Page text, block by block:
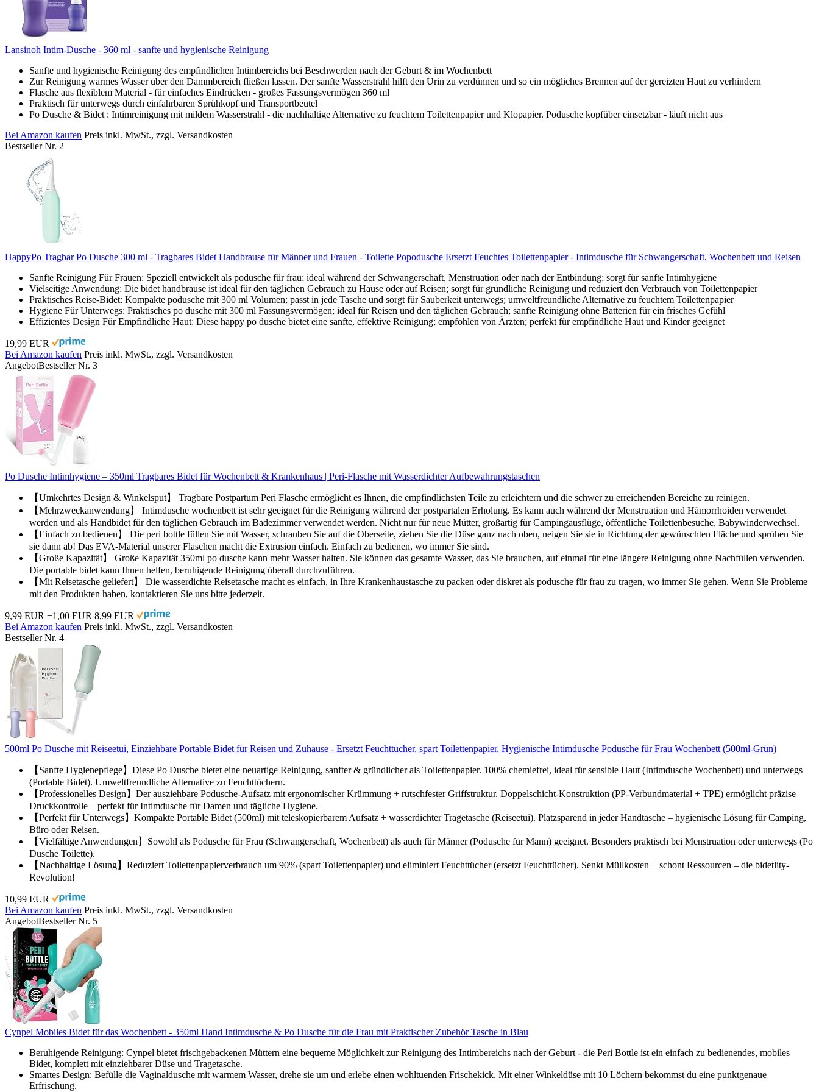
Lansinoh Intim-Dusche - 360 ml - sanfte und hygienische Reinigung
Sanfte und hygienische Reinigung des empfindlichen Intimbereichs bei Beschwerden nach der Geburt & im Wochenbett
Zur Reinigung warmes Wasser über den Dammbereich fließen lassen. Der sanfte Wasserstrahl hilft den Urin zu verdünnen und so ein mögliches Brennen auf der gereizten Haut zu verhindern
Flasche aus flexiblem Material - für einfaches Eindrücken - großes Fassungsvermögen 360 ml
Praktisch für unterwegs durch einfahrbaren Sprühkopf und Transportbeutel
Po Dusche & Bidet : Intimreinigung mit mildem Wasserstrahl - die nachhaltige Alternative zu feuchtem Toilettenpapier und Klopapier. Podusche kopfüber einsetzbar - läuft nicht aus
Bei Amazon kaufen Preis inkl. MwSt., zzgl. Versandkosten
Bestseller Nr. 2
HappyPo Tragbar Po Dusche 300 ml - Tragbares Bidet Handbrause für Männer und Frauen - Toilette Popodusche Ersetzt Feuchtes Toilettenpapier - Intimdusche für Schwangerschaft, Wochenbett und Reisen
Sanfte Reinigung Für Frauen: Speziell entwickelt als podusche für frau; ideal während der Schwangerschaft, Menstruation oder nach der Entbindung; sorgt für sanfte Intimhygiene
Vielseitige Anwendung: Die bidet handbrause ist ideal für den täglichen Gebrauch zu Hause oder auf Reisen; sorgt für gründliche Reinigung und reduziert den Verbrauch von Toilettenpapier
Praktisches Reise-Bidet: Kompakte podusche mit 300 ml Volumen; passt in jede Tasche und sorgt für Sauberkeit unterwegs; umweltfreundliche Alternative zu feuchtem Toilettenpapier
Hygiene Für Unterwegs: Praktisches po dusche mit 300 ml Fassungsvermögen; ideal für Reisen und den täglichen Gebrauch; sanfte Reinigung ohne Batterien für ein frisches Gefühl
Effizientes Design Für Empfindliche Haut: Diese happy po dusche bietet eine sanfte, effektive Reinigung; empfohlen von Ärzten; perfekt für empfindliche Haut und Kinder geeignet
19,99 EUR
Bei Amazon kaufen Preis inkl. MwSt., zzgl. Versandkosten
AngebotBestseller Nr. 3
Po Dusche Intimhygiene – 350ml Tragbares Bidet für Wochenbett & Krankenhaus | Peri-Flasche mit Wasserdichter Aufbewahrungstaschen
【Umkehrtes Design & Winkelsput】 Tragbare Postpartum Peri Flasche ermöglicht es Ihnen, die empfindlichsten Teile zu erleichtern und die schwer zu erreichenden Bereiche zu reinigen.
【Mehrzweckanwendung】 Intimdusche wochenbett ist sehr geeignet für die Reinigung während der postpartalen Erholung. Es kann auch während der Menstruation und Hämorrhoiden verwendet
werden und als Handbidet für den täglichen Gebrauch im Badezimmer verwendet werden. Nicht nur für neue Mütter, großartig für Campingausflüge, öffentliche Toilettenbesuche, Babywinderwechsel.
【Einfach zu bedienen】 Die peri bottle füllen Sie mit Wasser, schrauben Sie auf die Oberseite, ziehen Sie die Düse ganz nach oben, neigen Sie sie in Richtung der gewünschten Fläche und sprühen Sie
sie dann ab! Das EVA-Material unserer Flaschen macht die Extrusion einfach. Einfach zu bedienen, wo immer Sie sind.
【Große Kapazität】 Große Kapazität 350ml po dusche kann mehr Wasser halten. Sie können das gesamte Wasser, das Sie brauchen, auf einmal für eine längere Reinigung ohne Nachfüllen verwenden.
Die portable bidet kann Ihnen helfen, beruhigende Reinigung überall durchzuführen.
【Mit Reisetasche geliefert】 Die wasserdichte Reisetasche macht es einfach, in Ihre Krankenhaustasche zu packen oder diskret als podusche für frau zu tragen, wo immer Sie gehen. Wenn Sie Probleme
mit den Produkten haben, kontaktieren Sie uns bitte jederzeit.
9,99 EUR −1,00 EUR 8,99 EUR
Bei Amazon kaufen Preis inkl. MwSt., zzgl. Versandkosten
Bestseller Nr. 4
500ml Po Dusche mit Reiseetui, Einziehbare Portable Bidet für Reisen und Zuhause - Ersetzt Feuchttücher, spart Toilettenpapier, Hygienische Intimdusche Podusche für Frau Wochenbett (500ml-Grün)
【Sanfte Hygienepflege】Diese Po Dusche bietet eine neuartige Reinigung, sanfter & gründlicher als Toilettenpapier. 100% chemiefrei, ideal für sensible Haut (Intimdusche Wochenbett) und unterwegs
(Portable Bidet). Umweltfreundliche Alternative zu Feuchttüchern.
【Professionelles Design】Der ausziehbare Podusche-Aufsatz mit ergonomischer Krümmung + rutschfester Griffstruktur. Doppelschicht-Konstruktion (PP-Verbundmaterial + TPE) ermöglicht präzise
Druckkontrolle – perfekt für Intimdusche für Damen und tägliche Hygiene.
【Perfekt für Unterwegs】Kompakte Portable Bidet (500ml) mit teleskopierbarem Aufsatz + wasserdichter Tragetasche (Reiseetui). Platzsparend in jeder Handtasche – hygienische Lösung für Camping,
Büro oder Reisen.
【Vielfältige Anwendungen】Sowohl als Podusche für Frau (Schwangerschaft, Wochenbett) als auch für Männer (Podusche für Mann) geeignet. Besonders praktisch bei Menstruation oder unterwegs (Po
Dusche Toilette).
【Nachhaltige Lösung】Reduziert Toilettenpapierverbrauch um 90% (spart Toilettenpapier) und eliminiert Feuchttücher (ersetzt Feuchttücher). Senkt Müllkosten + schont Ressourcen – die bidetlity-
Revolution!
10,99 EUR
Bei Amazon kaufen Preis inkl. MwSt., zzgl. Versandkosten
AngebotBestseller Nr. 5
Cynpel Mobiles Bidet für das Wochenbett - 350ml Hand Intimdusche & Po Dusche für die Frau mit Praktischer Zubehör Tasche in Blau
Beruhigende Reinigung: Cynpel bietet frischgebackenen Müttern eine bequeme Möglichkeit zur Reinigung des Intimbereichs nach der Geburt - die Peri Bottle ist ein einfach zu bedienendes, mobiles
Bidet, komplett mit einziehbarer Düse und Tragetasche.
Smartes Design: Befülle die Vaginaldusche mit warmem Wasser, drehe sie um und erlebe einen wohltuenden Frischekick. Mit einer Winkeldüse mit 10 Löchern bekommst du eine punktgenaue
Erfrischung.